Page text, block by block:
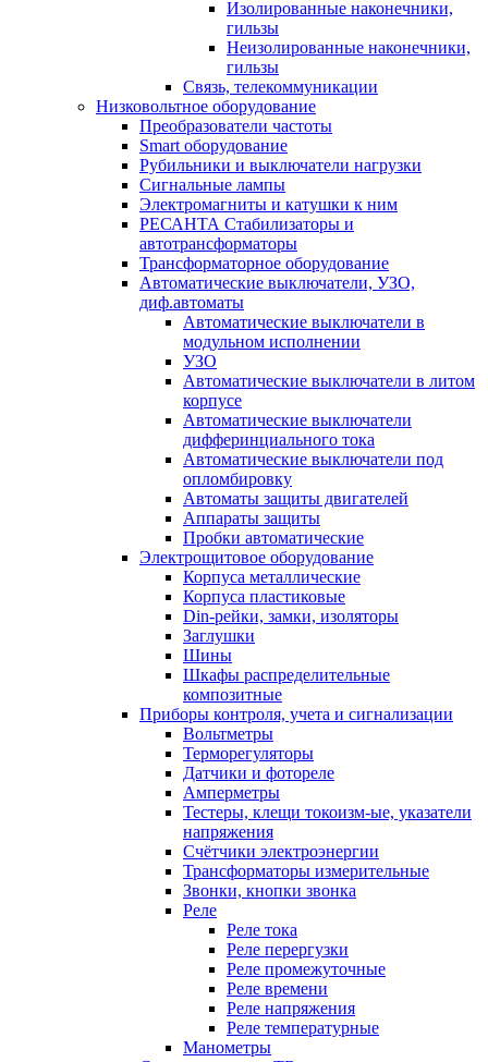
Изолированные наконечники,
гильзы
Неизолированные наконечники,
гильзы
Связь, телекоммуникации
Низковольтное оборудование
Преобразователи частоты
Smart оборудование
Рубильники и выключатели нагрузки
Сигнальные лампы
Электромагниты и катушки к ним
РЕСАНТА Стабилизаторы и
автотрансформаторы
Трансформаторное оборудование
Автоматические выключатели, УЗО,
диф.автоматы
Автоматические выключатели в
модульном исполнении
УЗО
Автоматические выключатели в литом
корпусе
Автоматические выключатели
дифферинциального тока
Автоматические выключатели под
опломбировку
Автоматы защиты двигателей
Аппараты защиты
Пробки автоматические
Электрощитовое оборудование
Корпуса металлические
Корпуса пластиковые
Din-рейки, замки, изоляторы
Заглушки
Шины
Шкафы распределительные
композитные
Приборы контроля, учета и сигнализации
Вольтметры
Терморегуляторы
Датчики и фотореле
Амперметры
Тестеры, клещи токоизм-ые, указатели
напряжения
Счётчики электроэнергии
Трансформаторы измерительные
Звонки, кнопки звонка
Реле
Реле тока
Реле перергузки
Реле промежуточные
Реле времени
Реле напряжения
Реле температурные
Манометры